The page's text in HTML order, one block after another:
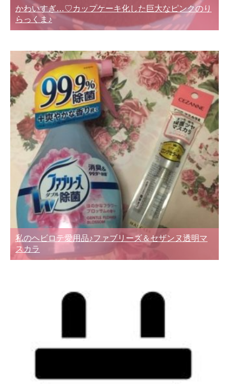
かわいすぎ…♡カップケーキ化した巨大なピンクのり
らっくま♪
私のヘビロテ愛用品♪ファブリーズ＆セザンヌ透明マ
スカラ